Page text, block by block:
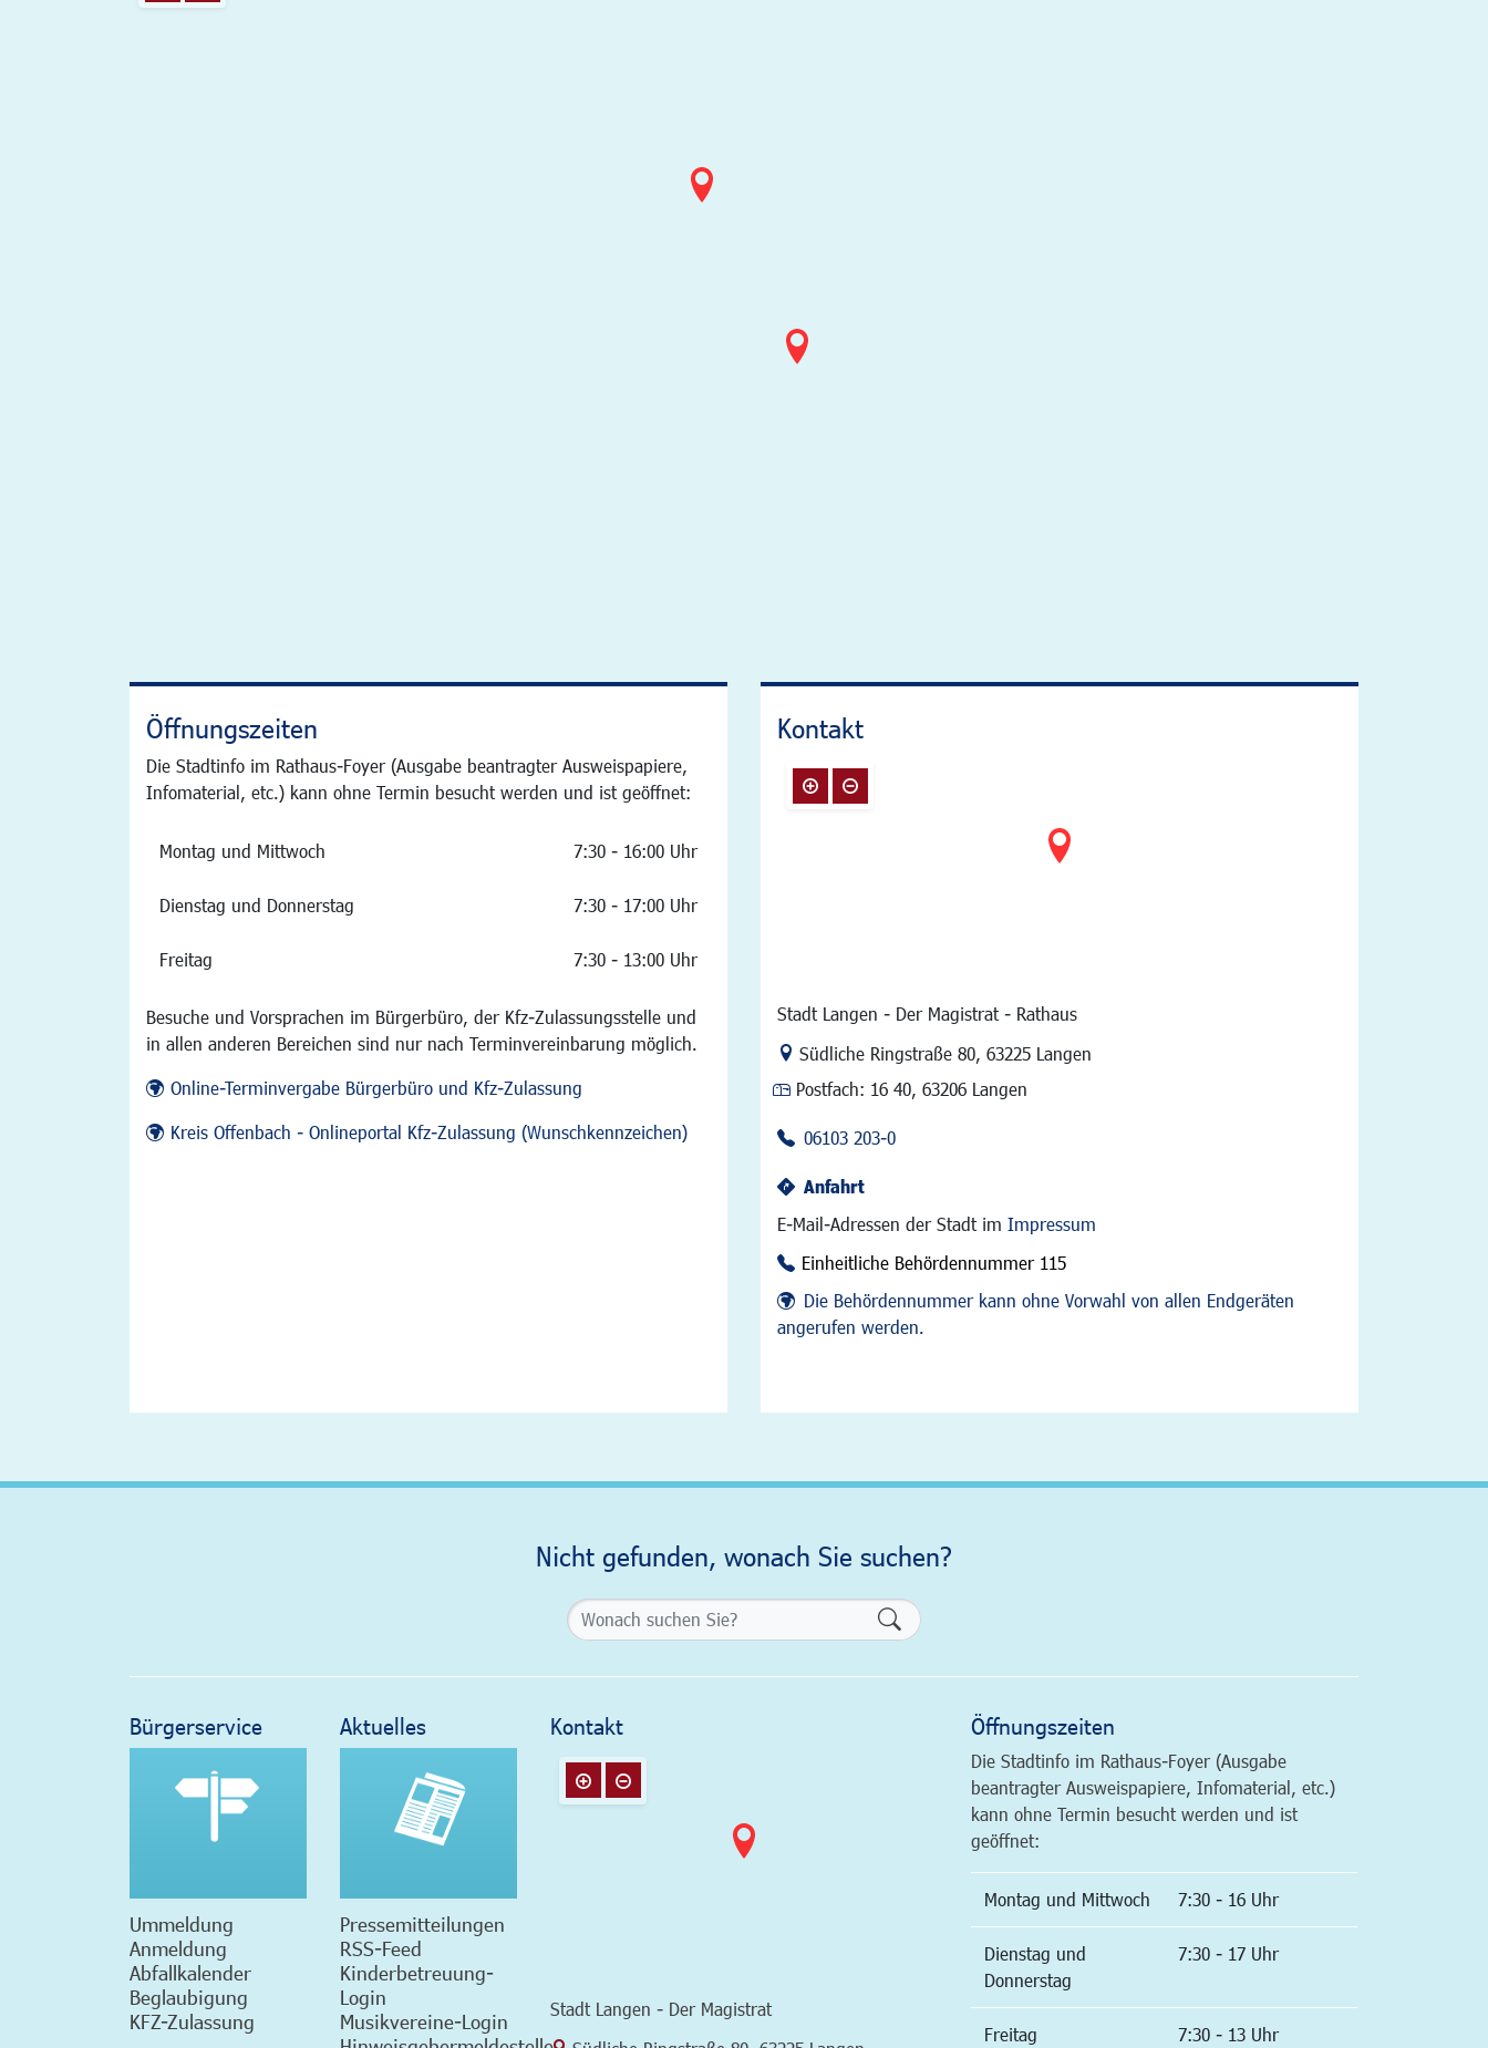
Öffnungszeiten
Die Stadtinfo im Rathaus-Foyer (Ausgabe beantragter Ausweispapiere,
Infomaterial, etc.) kann ohne Termin besucht werden und ist geöffnet:
Montag und Mittwoch 7:30 - 16:00 Uhr
Dienstag und Donnerstag 7:30 - 17:00 Uhr
Freitag 7:30 - 13:00 Uhr
Besuche und Vorsprachen im Bürgerbüro, der Kfz-Zulassungsstelle und
in allen anderen Bereichen sind nur nach Terminvereinbarung möglich.
Online-Terminvergabe Bürgerbüro und Kfz-Zulassung
Kreis Offenbach - Onlineportal Kfz-Zulassung (Wunschkennzeichen)
Kontakt
Stadt Langen - Der Magistrat - Rathaus
Link zur Google-Maps Navigation
Südliche Ringstraße 80, 63225 Langen
Postfach: 16 40, 63206 Langen
06103 203-0
Anfahrt
E-Mail-Adressen der Stadt im Impressum
Einheitliche Behördennummer 115
Die Behördennummer kann ohne Vorwahl von allen Endgeräten
angerufen werden.
Nicht gefunden, wonach Sie suchen?
Formularschaltfläche
Bürgerservice
Ummeldung
Anmeldung
Abfallkalender
Beglaubigung
KFZ-Zulassung
Aktuelles
Pressemitteilungen
RSS-Feed
Kinderbetreuung-
Login
Musikvereine-Login
Kontakt
Stadt Langen - Der Magistrat
Öffnungszeiten
Die Stadtinfo im Rathaus-Foyer (Ausgabe
beantragter Ausweispapiere, Infomaterial, etc.)
kann ohne Termin besucht werden und ist
geöffnet:
Montag und Mittwoch 7:30 - 16 Uhr
Dienstag und
Donnerstag
7:30 - 17 Uhr
Freitag 7:30 - 13 Uhr